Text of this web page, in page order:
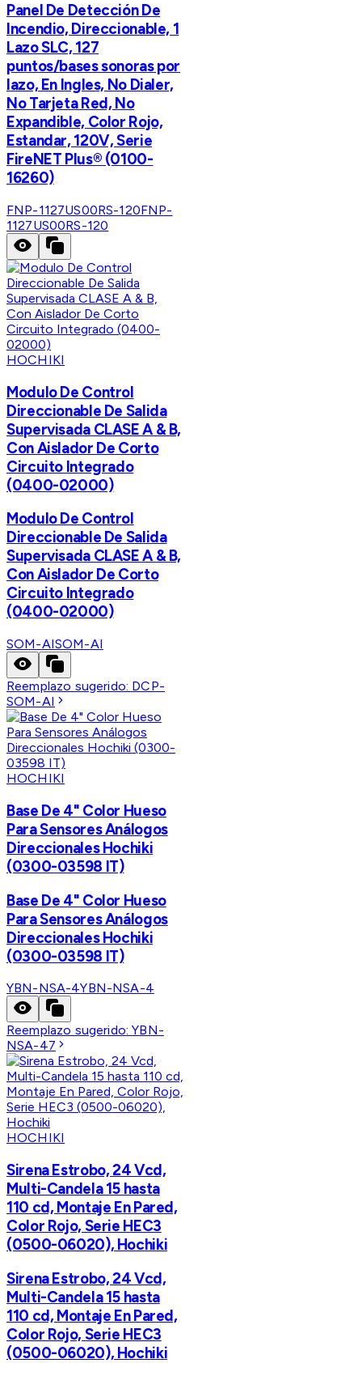
Panel De Detección De
Incendio, Direccionable, 1
Lazo SLC, 127
puntos/bases sonoras por
lazo, En Ingles, No Dialer,
No Tarjeta Red, No
Expandible, Color Rojo,
Estandar, 120V, Serie
FireNET Plus® (0100-
16260)
FNP-1127US00RS-120FNP-
1127US00RS-120
HOCHIKI
Modulo De Control
Direccionable De Salida
Supervisada CLASE A & B,
Con Aislador De Corto
Circuito Integrado
(0400-02000)
Modulo De Control
Direccionable De Salida
Supervisada CLASE A & B,
Con Aislador De Corto
Circuito Integrado
(0400-02000)
SOM-AISOM-AI
Reemplazo sugerido: DCP-
SOM-AI
HOCHIKI
Base De 4" Color Hueso
Para Sensores Análogos
Direccionales Hochiki
(0300-03598 IT)
Base De 4" Color Hueso
Para Sensores Análogos
Direccionales Hochiki
(0300-03598 IT)
YBN-NSA-4YBN-NSA-4
Reemplazo sugerido:YBN-
NSA-47
HOCHIKI
Sirena Estrobo, 24 Vcd,
Multi-Candela 15 hasta
110 cd, Montaje En Pared,
Color Rojo, Serie HEC3
(0500-06020), Hochiki
Sirena Estrobo, 24 Vcd,
Multi-Candela 15 hasta
110 cd, Montaje En Pared,
Color Rojo, Serie HEC3
(0500-06020), Hochiki